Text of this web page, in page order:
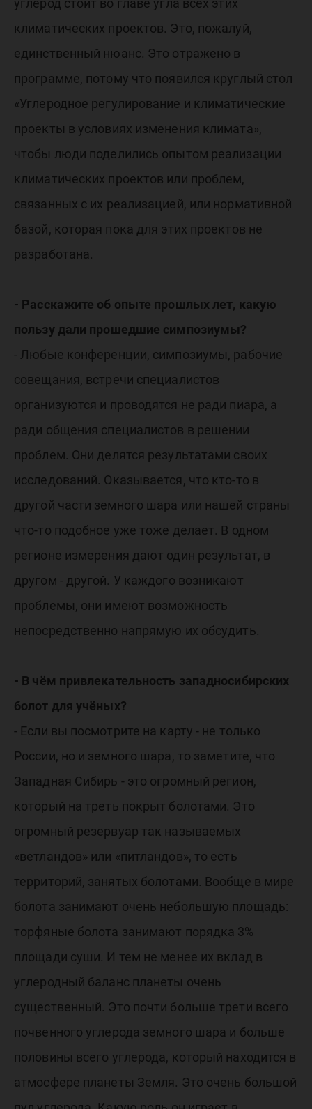
углерод стоит во главе угла всех этих
климатических проектов. Это, пожалуй,
единственный нюанс. Это отражено в
программе, потому что появился круглый стол
«Углеродное регулирование и климатические
проекты в условиях изменения климата»,
чтобы люди поделились опытом реализации
климатических проектов или проблем,
связанных с их реализацией, или нормативной
базой, которая пока для этих проектов не
разработана.
- Расскажите об опыте прошлых лет, какую
пользу дали прошедшие симпозиумы?
- Любые конференции, симпозиумы, рабочие
совещания, встречи специалистов
организуются и проводятся не ради пиара, а
ради общения специалистов в решении
проблем. Они делятся результатами своих
исследований. Оказывается, что кто-то в
другой части земного шара или нашей страны
что-то подобное уже тоже делает. В одном
регионе измерения дают один результат, в
другом - другой. У каждого возникают
проблемы, они имеют возможность
непосредственно напрямую их обсудить.
- В чём привлекательность западносибирских
болот для учёных?
- Если вы посмотрите на карту - не только
России, но и земного шара, то заметите, что
Западная Сибирь - это огромный регион,
который на треть покрыт болотами. Это
огромный резервуар так называемых
«ветландов» или «питландов», то есть
территорий, занятых болотами. Вообще в мире
болота занимают очень небольшую площадь:
торфяные болота занимают порядка 3%
площади суши. И тем не менее их вклад в
углеродный баланс планеты очень
существенный. Это почти больше трети всего
почвенного углерода земного шара и больше
половины всего углерода, который находится в
атмосфере планеты Земля. Это очень большой